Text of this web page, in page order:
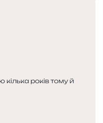
кілька років тому й